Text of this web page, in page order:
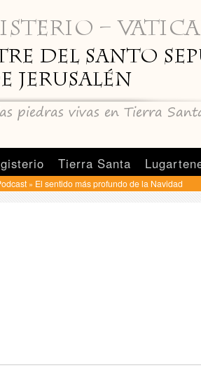
Tierra Santa
» El sentido más profundo de la Navidad